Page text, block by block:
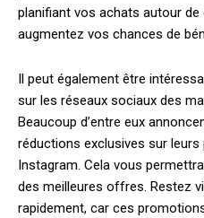
planifiant vos achats autour
augmentez vos chances de
Il peut également être
sur les réseaux sociaux des
Beaucoup d’entre eux
réductions exclusives sur leurs
Instagram. Cela vous
des meilleures offres. Restez
rapidement, car ces